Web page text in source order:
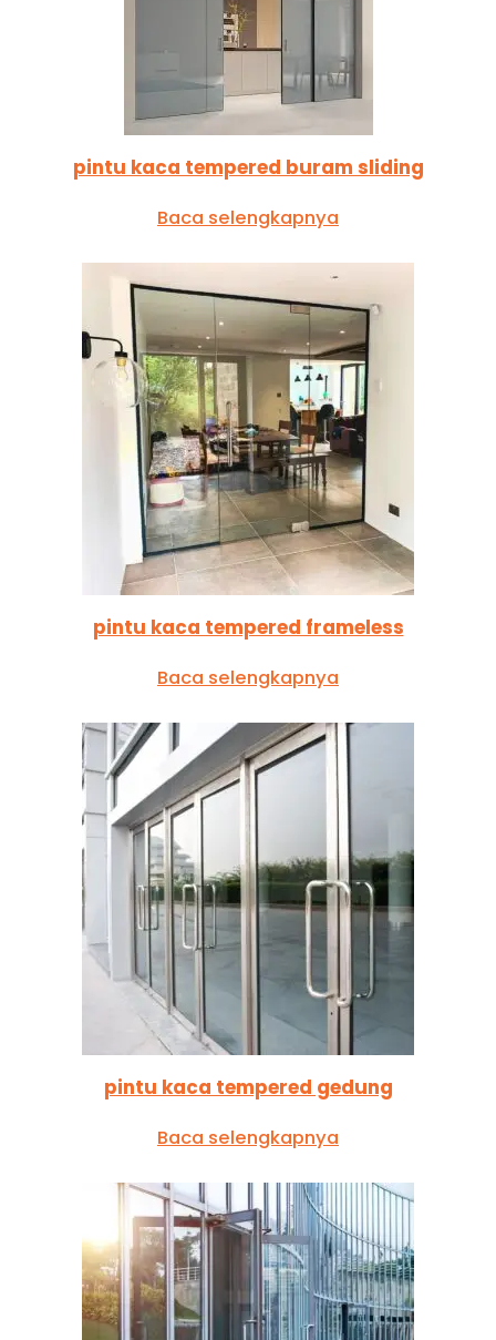
pintu kaca tempered buram sliding
Baca selengkapnya
pintu kaca tempered frameless
Baca selengkapnya
pintu kaca tempered gedung
Baca selengkapnya